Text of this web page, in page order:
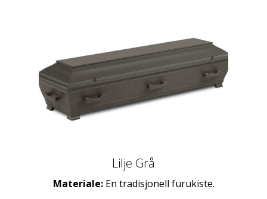
Lilje Grå
Materiale:En tradisjonell furukiste.